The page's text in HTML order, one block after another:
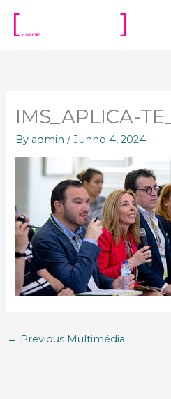
content
IMS_APLICA-
By admin/Junho 4, 2024
← Previous Multimédia